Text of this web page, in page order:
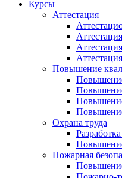
Курсы
Аттестация
Повышение
Охрана труда
Пожарная